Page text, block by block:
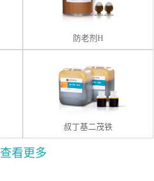
防老剂H
叔丁基二茂铁
查看更多